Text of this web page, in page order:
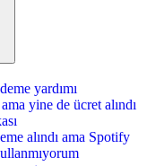
yardımı
yine de ücret alındı
alındı ama Spotify